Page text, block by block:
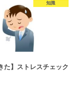
知識
た】ストレスチェック